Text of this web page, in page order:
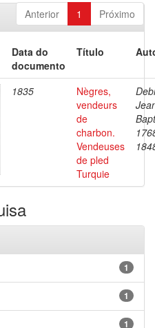
Anterior 1 Próximo
Data do
documento
Título
1835
Nègres,
vendeurs
de
charbon.
Vendeuses
de pled
Turquie
1
1
1